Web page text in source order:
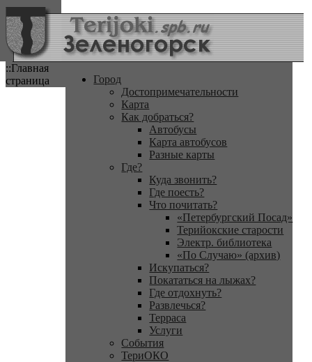
::Главная
страница
Город
Достопримечательности
Карта
Как добраться?
Автобусы
Карта автобусов
Разные карты
Где?
Куда звонить?
Где поесть?
Что почитать?
«Петербургский Посад»
Терийокские старости
Электр. библиотека
«По Случаю» (архив)
Искупаться?
Покататься на лыжах?
Где отдохнуть?
Развлечься?
Терраса
Услуги
События
ТериОКО